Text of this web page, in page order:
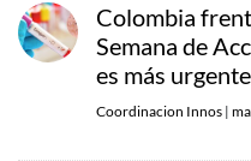
Colombia
Semana de
es más
Coordinacion Innos |